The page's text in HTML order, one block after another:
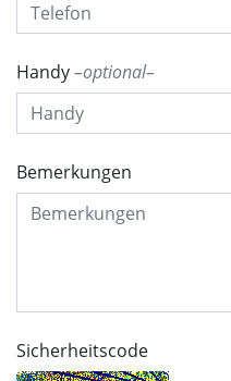
Handy optional
Bemerkungen
Sicherheitscode